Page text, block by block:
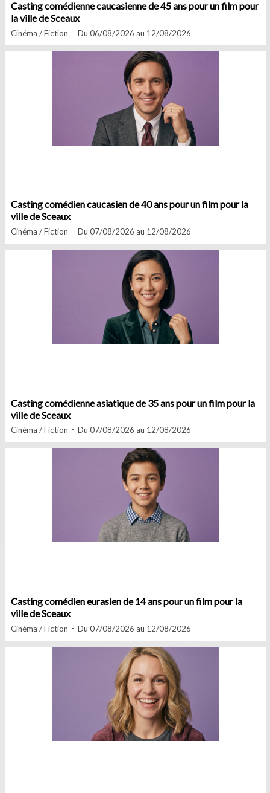
Casting comédienne caucasienne de 45 ans pour un film pour
la ville de Sceaux
Cinéma / Fiction Du 06/08/2026 au 12/08/2026
Casting comédien caucasien de 40 ans pour un film pour la
ville de Sceaux
Cinéma / Fiction Du 07/08/2026 au 12/08/2026
Casting comédienne asiatique de 35 ans pour un film pour la
ville de Sceaux
Cinéma / Fiction Du 07/08/2026 au 12/08/2026
Casting comédien eurasien de 14 ans pour un film pour la
ville de Sceaux
Cinéma / Fiction Du 07/08/2026 au 12/08/2026